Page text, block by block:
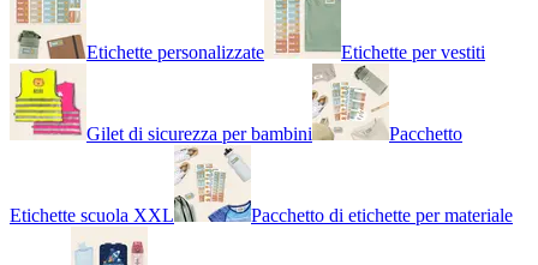
Etichette personalizzate Etichette per vestiti
Gilet di sicurezza per bambini Pacchetto
Etichette scuola XXL Pacchetto di etichette per materiale